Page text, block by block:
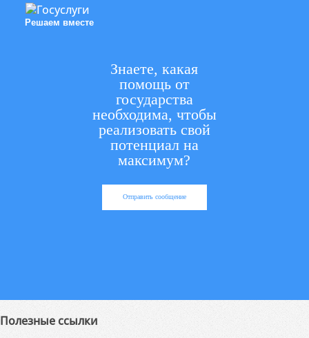
Решаем вместе
Знаете, какая
помощь от
государства
необходима, чтобы
реализовать свой
потенциал на
максимум?
Отправить сообщение
Полезные ссылки